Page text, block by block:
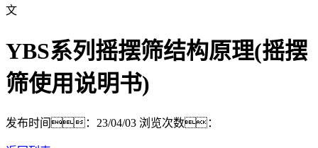
文
YBS系列摇摆筛结构原理(摇摆
筛使用说明书)
发布时间：23/04/03 浏览次数：